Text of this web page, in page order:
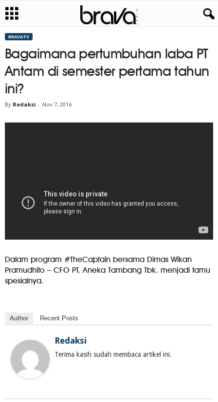
BRAVATV
Bagaimana pertumbuhan laba PT
Antam di semester pertama tahun
ini?
By Redaksi - Nov 7, 2016
Dalam program #TheCaptain bersama Dimas Wikan
Pramudhito – CFO PT. Aneka Tambang Tbk. menjadi tamu
spesialnya.
Author Recent Posts
Redaksi
Terima kasih sudah membaca artikel ini.